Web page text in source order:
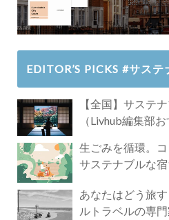
EDITOR’S PICKS #サステ
【全国】サステ
（Livhub編集部お
生ごみを循環。
サステナブルな
あなたはどう旅する？ ｜ 英国サ
ルトラベルの専